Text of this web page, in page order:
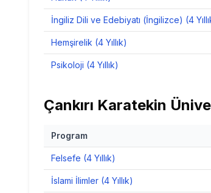
İngiliz Dili ve Edebiyatı (İngilizce) (4
Hemşirelik (4 Yıllık)
Psikoloji (4 Yıllık)
Çankırı Karatekin
Program
Felsefe (4 Yıllık)
İslami İlimler (4 Yıllık)